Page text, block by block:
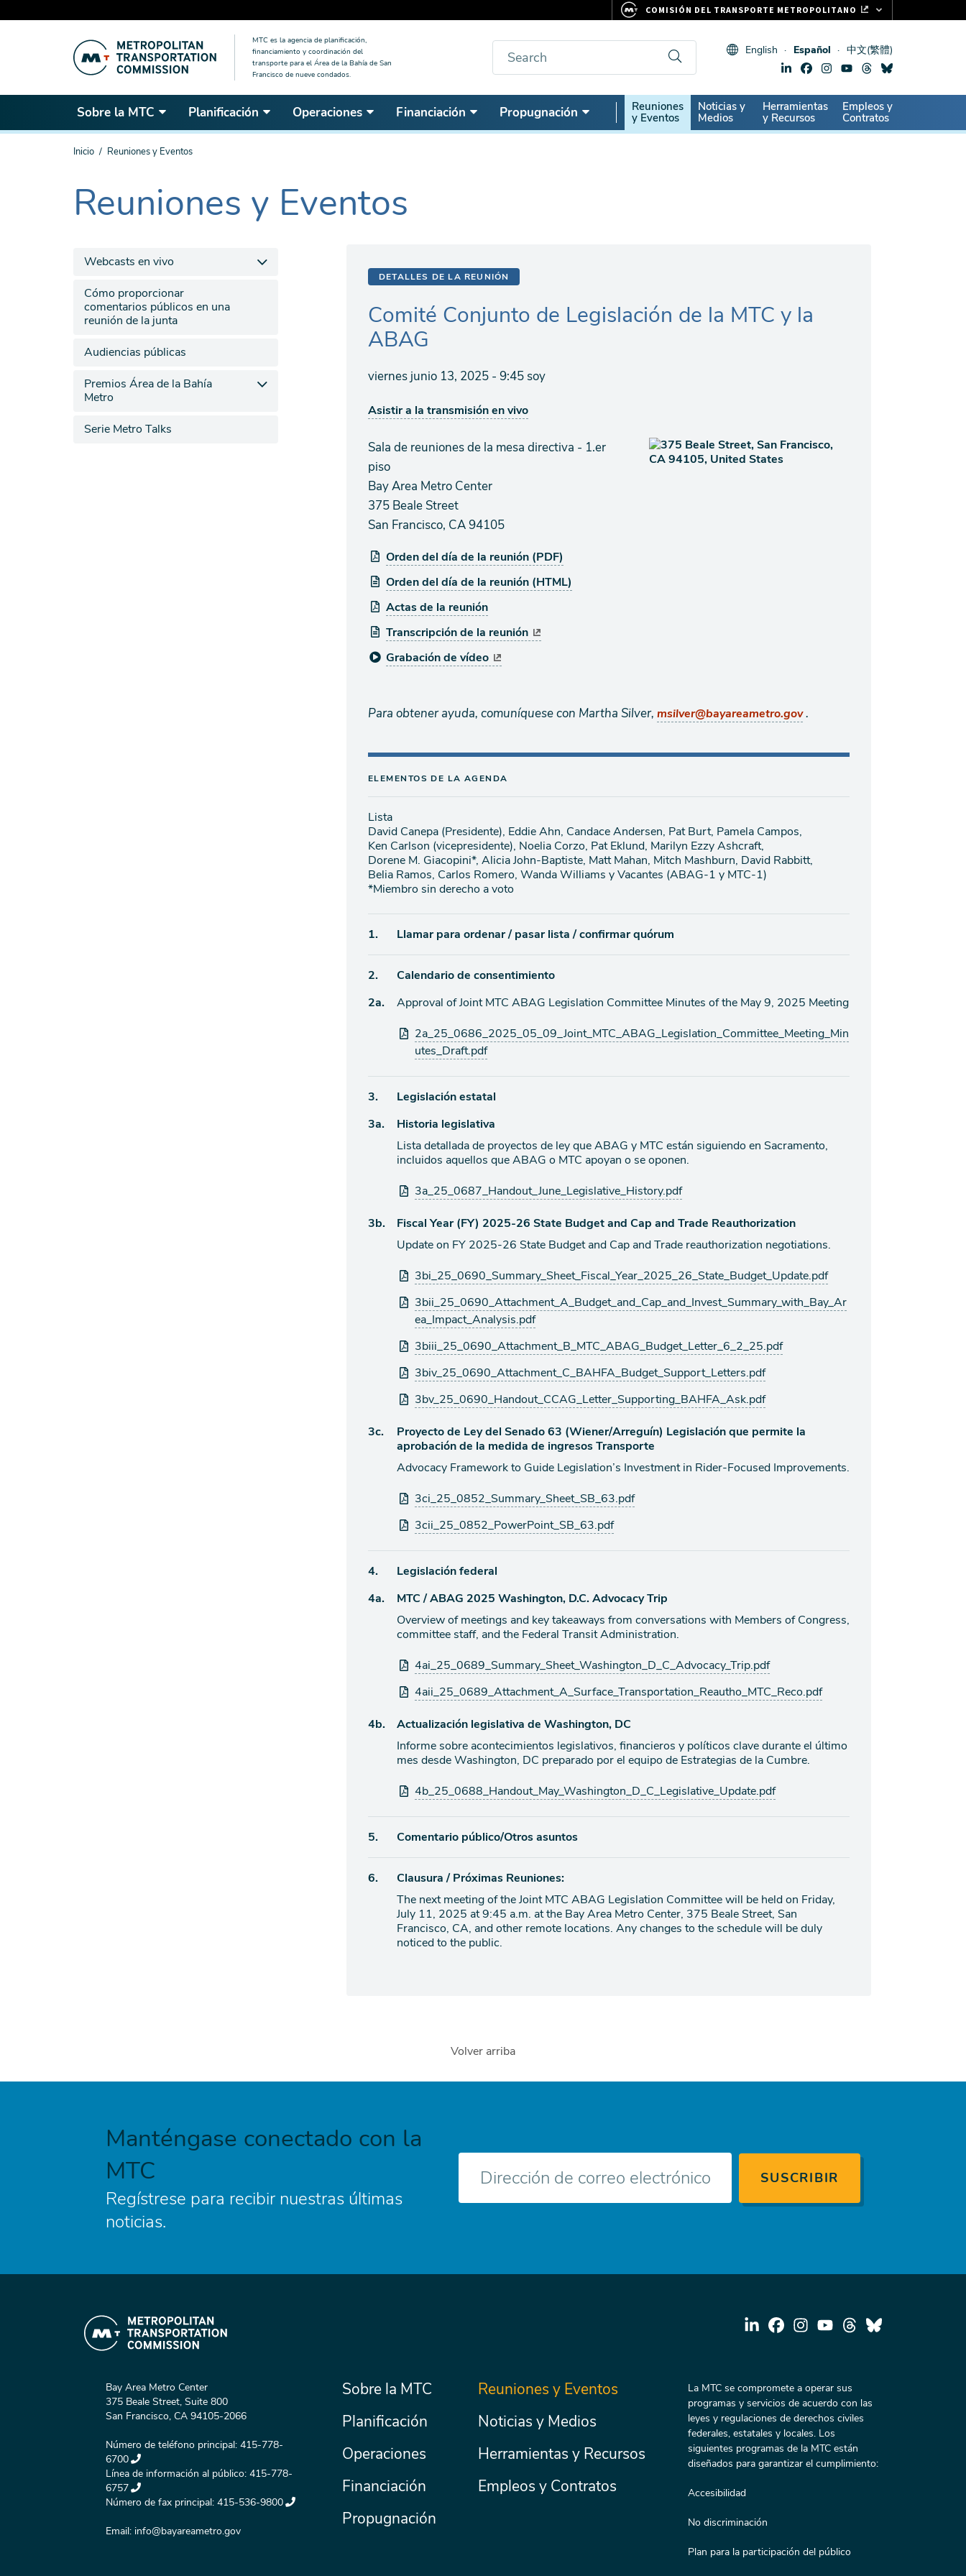
MTC es la agencia de planificación,
financiamiento y coordinación del
transporte para el Área de la Bahía de San
Francisco de nueve condados.
Buscar English Español 中文(繁體)
Sobre la MTC Planificación Operaciones Financiación Propugnación
Secondary
Nav
Reuniones
y Eventos
Noticias y
Medios
Herramientas
y Recursos
Empleos y
Contratos
Estás
Inicio Reuniones y Eventos
The
current
Reuniones y Eventos
DETALLES DE LA REUNIÓN
Comité Conjunto de Legislación de la MTC y la
ABAG
viernes junio 13, 2025 - 9:45 soy
Asistir a la transmisión en vivo
Sala de reuniones de la mesa directiva - 1.er
piso
Bay Area Metro Center
375 Beale Street
San Francisco, CA 94105
Orden del día de la reunión (PDF)
Orden del día de la reunión (HTML)
Actas de la reunión
Transcripción de la reunión
Grabación de vídeo
Para obtener ayuda, comuníquese con Martha Silver, msilver@bayareametro.gov.
ELEMENTOS DE LA AGENDA
Lista
David Canepa (Presidente), Eddie Ahn, Candace Andersen, Pat Burt, Pamela Campos,
Ken Carlson (vicepresidente), Noelia Corzo, Pat Eklund, Marilyn Ezzy Ashcraft,
Dorene M. Giacopini*, Alicia John-Baptiste, Matt Mahan, Mitch Mashburn, David Rabbitt,
Belia Ramos, Carlos Romero, Wanda Williams y Vacantes (ABAG-1 y MTC-1)
*Miembro sin derecho a voto
Ítem
agenda
1. Llamar para ordenar / pasar lista / confirmar quórum
Ítem
de
2.
Calendario de consentimiento
Ítem
2a.
Approval of Joint MTC ABAG Legislation Committee Minutes of the May 9, 2025 Meeting
Archivos
adjuntos
2a_25_0686_2025_05_09_Joint_MTC_ABAG_Legislation_Committee_Meeting_Min
utes_Draft.pdf
Ítem
de
agenda
3.
Legislación estatal
Ítem
agenda
3a.
Historia legislativa
Lista detallada de proyectos de ley que ABAG y MTC están siguiendo en Sacramento,
incluidos aquellos que ABAG o MTC apoyan o se oponen.
Archivos
adjuntos
3a_25_0687_Handout_June_Legislative_History.pdf
Ítem
3b.
Fiscal Year (FY) 2025-26 State Budget and Cap and Trade Reauthorization
Update on FY 2025-26 State Budget and Cap and Trade reauthorization negotiations.
Archivos
adjuntos
3bi_25_0690_Summary_Sheet_Fiscal_Year_2025_26_State_Budget_Update.pdf
3bii_25_0690_Attachment_A_Budget_and_Cap_and_Invest_Summary_with_Bay_Ar
ea_Impact_Analysis.pdf
3biii_25_0690_Attachment_B_MTC_ABAG_Budget_Letter_6_2_25.pdf
3biv_25_0690_Attachment_C_BAHFA_Budget_Support_Letters.pdf
3bv_25_0690_Handout_CCAG_Letter_Supporting_BAHFA_Ask.pdf
Ítem
agenda
3c.
Proyecto de Ley del Senado 63 (Wiener/Arreguín) Legislación que permite la
aprobación de la medida de ingresos Transporte
Advocacy Framework to Guide Legislation’s Investment in Rider-Focused Improvements.
Archivos
adjuntos
3ci_25_0852_Summary_Sheet_SB_63.pdf
3cii_25_0852_PowerPoint_SB_63.pdf
Ítem
de
agenda
4.
Legislación federal
Ítem
agenda
4a.
MTC / ABAG 2025 Washington, D.C. Advocacy Trip
Overview of meetings and key takeaways from conversations with Members of Congress,
committee staff, and the Federal Transit Administration.
Archivos
adjuntos
4ai_25_0689_Summary_Sheet_Washington_D_C_Advocacy_Trip.pdf
4aii_25_0689_Attachment_A_Surface_Transportation_Reautho_MTC_Reco.pdf
Ítem
agenda
4b.
Actualización legislativa de Washington, DC
Informe sobre acontecimientos legislativos, financieros y políticos clave durante el último
mes desde Washington, DC preparado por el equipo de Estrategias de la Cumbre.
Archivos
adjuntos
4b_25_0688_Handout_May_Washington_D_C_Legislative_Update.pdf
Ítem
agenda
5. Comentario público/Otros asuntos
Ítem
agenda
6.
Clausura / Próximas Reuniones:
The next meeting of the Joint MTC ABAG Legislation Committee will be held on Friday,
July 11, 2025 at 9:45 a.m. at the Bay Area Metro Center, 375 Beale Street, San
Francisco, CA, and other remote locations. Any changes to the schedule will be duly
noticed to the public.
Webcasts en vivo
Cómo proporcionar
comentarios públicos en una
reunión de la junta
Audiencias públicas
Premios Área de la Bahía
Metro
Serie Metro Talks
Volver arriba
Manténgase conectado con la
MTC
Regístrese para recibir nuestras últimas
noticias.
electrónico
Bay Area Metro Center
375 Beale Street, Suite 800
San Francisco, CA 94105-2066
Número de teléfono principal: 415-778-
6700
Línea de información al público: 415-778-
6757
Número de fax principal: 415-536-9800
Email: info@bayareametro.gov
Menú
principal
Sobre la MTC
Planificación
Operaciones
Financiación
Propugnación
Secondary
Reuniones y Eventos
Noticias y Medios
Herramientas y Recursos
Empleos y Contratos
La MTC se compromete a operar sus
programas y servicios de acuerdo con las
leyes y regulaciones de derechos civiles
federales, estatales y locales. Los
siguientes programas de la MTC están
diseñados para garantizar el cumplimiento:
Accesibilidad
No discriminación
Plan para la participación del público
COMISIÓN DEL TRANSPORTE METROPOLITANO
CLIPPER CARD
511.ORG